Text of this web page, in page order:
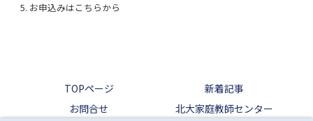
お申込みはこちらから
TOPページ
新着記事
お問合せ
北大家庭教師センター